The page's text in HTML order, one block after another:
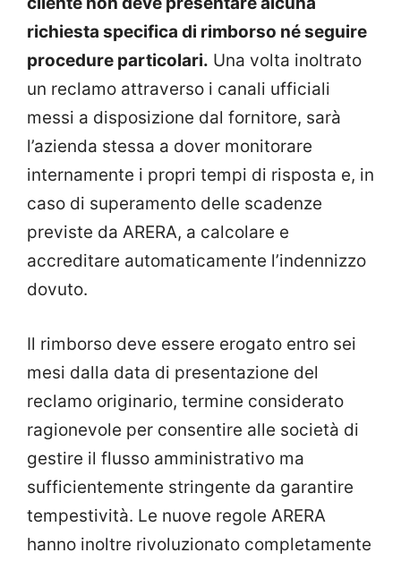
richiesta specifica di rimborso né seguire
procedure particolari. Una volta inoltrato
un reclamo attraverso i canali ufficiali
messi a disposizione dal fornitore, sarà
l’azienda stessa a dover monitorare
internamente i propri tempi di risposta e, in
caso di superamento delle scadenze
previste da ARERA, a calcolare e
accreditare automaticamente l’indennizzo
dovuto.
Il rimborso deve essere erogato entro sei
mesi dalla data di presentazione del
reclamo originario, termine considerato
ragionevole per consentire alle società di
gestire il flusso amministrativo ma
sufficientemente stringente da garantire
tempestività. Le nuove regole ARERA
hanno inoltre rivoluzionato completamente